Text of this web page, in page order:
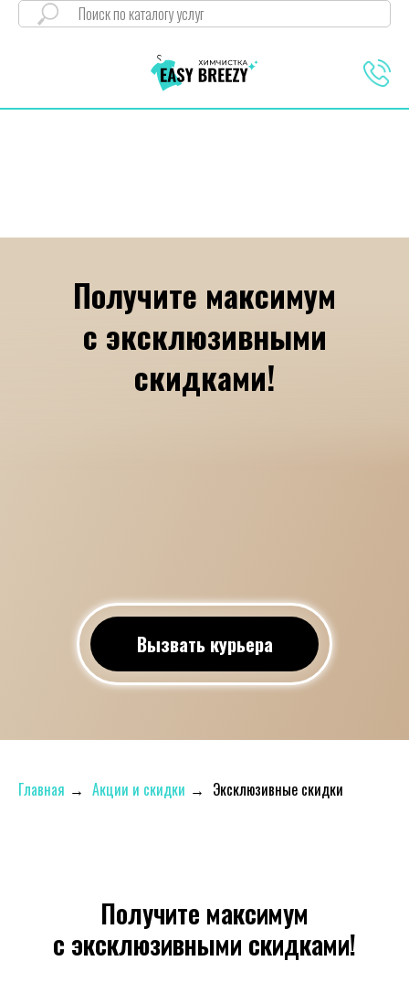
Вызвать курьера
Получите максимум
с эксклюзивными
скидками!
Главная → Акции и скидки → Эксклюзивные скидки
Получите максимум
с эксклюзивными скидками!